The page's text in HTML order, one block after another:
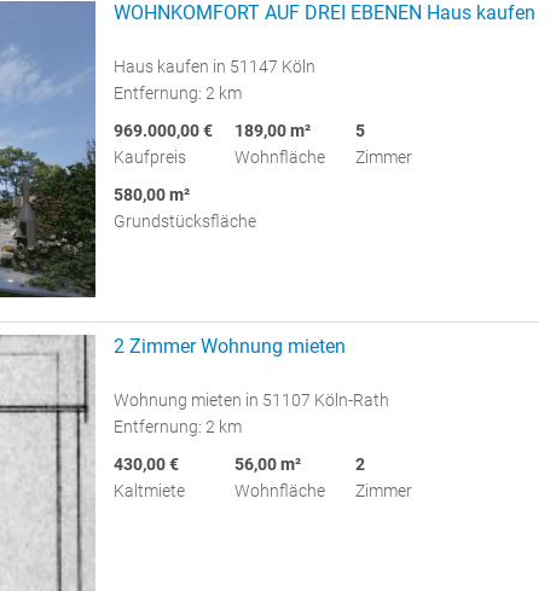
WOHNKOMFORT AUF DREI EBENEN Haus kaufen
Haus kaufen in 51147 Köln
Entfernung: 2 km
969.000,00 €
Kaufpreis
189,00 m²
Wohnfläche
5
Zimmer
580,00 m²
Grundstücksfläche
2 Zimmer Wohnung mieten
Wohnung mieten in 51107 Köln-Rath
Entfernung: 2 km
430,00 €
Kaltmiete
56,00 m²
Wohnfläche
2
Zimmer